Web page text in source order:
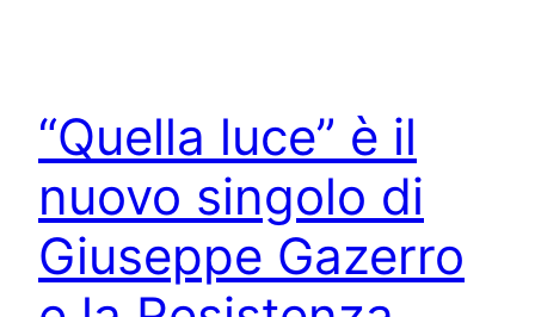
“Quella luce” è il
nuovo singolo di
Giuseppe Gazerro